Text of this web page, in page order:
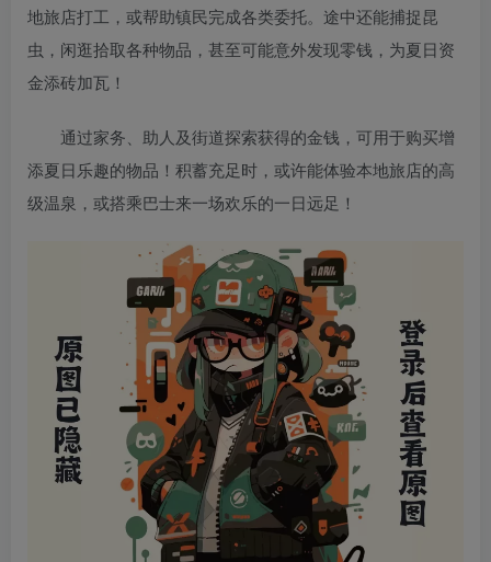
地旅店打工，或帮助镇民完成各类委托。途中还能捕捉昆
虫，闲逛拾取各种物品，甚至可能意外发现零钱，为夏日资
金添砖加瓦！
通过家务、助人及街道探索获得的金钱，可用于购买增
添夏日乐趣的物品！积蓄充足时，或许能体验本地旅店的高
级温泉，或搭乘巴士来一场欢乐的一日远足！